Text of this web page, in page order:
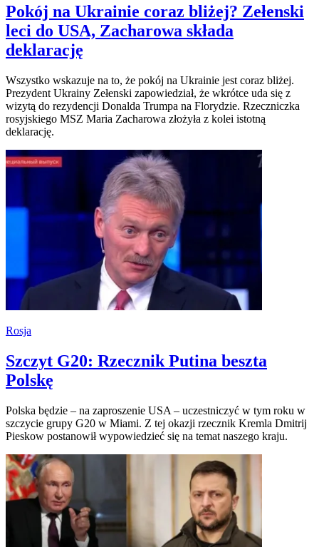
Pokój na Ukrainie coraz bliżej? Zełenski
leci do USA, Zacharowa składa
deklarację
Wszystko wskazuje na to, że pokój na Ukrainie jest coraz bliżej.
Prezydent Ukrainy Zełenski zapowiedział, że wkrótce uda się z
wizytą do rezydencji Donalda Trumpa na Florydzie. Rzeczniczka
rosyjskiego MSZ Maria Zacharowa złożyła z kolei istotną
deklarację.
Rosja
Szczyt G20: Rzecznik Putina beszta
Polskę
Polska będzie – na zaproszenie USA – uczestniczyć w tym roku w
szczycie grupy G20 w Miami. Z tej okazji rzecznik Kremla Dmitrij
Pieskow postanowił wypowiedzieć się na temat naszego kraju.